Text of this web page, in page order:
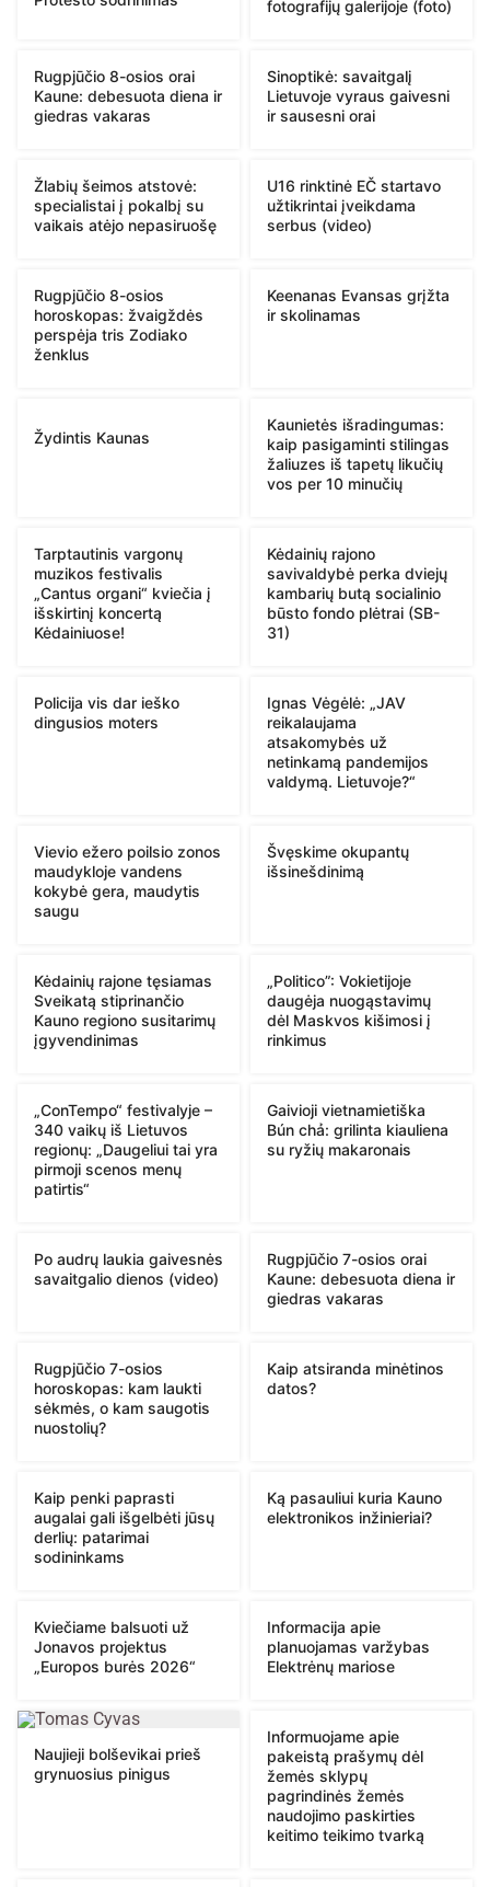
fotografijų galerijoje (foto)
Rugpjūčio 8-osios orai
Kaune: debesuota diena ir
giedras vakaras
Sinoptikė: savaitgalį
Lietuvoje vyraus gaivesni
ir sausesni orai
Žlabių šeimos atstovė:
specialistai į pokalbį su
vaikais atėjo nepasiruošę
U16 rinktinė EČ startavo
užtikrintai įveikdama
serbus (video)
Rugpjūčio 8-osios
horoskopas: žvaigždės
perspėja tris Zodiako
ženklus
Keenanas Evansas grįžta
ir skolinamas
Žydintis Kaunas
Kaunietės išradingumas:
kaip pasigaminti stilingas
žaliuzes iš tapetų likučių
vos per 10 minučių
Tarptautinis vargonų
muzikos festivalis
„Cantus organi“ kviečia į
išskirtinį koncertą
Kėdainiuose!
Kėdainių rajono
savivaldybė perka dviejų
kambarių butą socialinio
būsto fondo plėtrai (SB-
31)
Policija vis dar ieško
dingusios moters
Ignas Vėgėlė: „JAV
reikalaujama
atsakomybės už
netinkamą pandemijos
valdymą. Lietuvoje?“
Vievio ežero poilsio zonos
maudykloje vandens
kokybė gera, maudytis
saugu
Švęskime okupantų
išsinešdinimą
Kėdainių rajone tęsiamas
Sveikatą stiprinančio
Kauno regiono susitarimų
įgyvendinimas
„Politico”: Vokietijoje
daugėja nuogąstavimų
dėl Maskvos kišimosi į
rinkimus
„ConTempo“ festivalyje –
340 vaikų iš Lietuvos
regionų: „Daugeliui tai yra
pirmoji scenos menų
patirtis“
Gaivioji vietnamietiška
Bún chả: grilinta kiauliena
su ryžių makaronais
Po audrų laukia gaivesnės
savaitgalio dienos (video)
Rugpjūčio 7-osios orai
Kaune: debesuota diena ir
giedras vakaras
Rugpjūčio 7-osios
horoskopas: kam laukti
sėkmės, o kam saugotis
nuostolių?
Kaip atsiranda minėtinos
datos?
Kaip penki paprasti
augalai gali išgelbėti jūsų
derlių: patarimai
sodininkams
Ką pasauliui kuria Kauno
elektronikos inžinieriai?
Kviečiame balsuoti už
Jonavos projektus
„Europos burės 2026“
Informacija apie
planuojamas varžybas
Elektrėnų mariose
Naujieji bolševikai prieš
grynuosius pinigus
Informuojame apie
pakeistą prašymų dėl
žemės sklypų
pagrindinės žemės
naudojimo paskirties
keitimo teikimo tvarką